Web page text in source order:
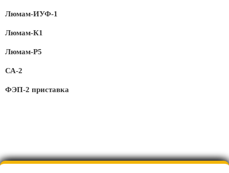
Люмам-ИУФ-1
Люмам-К1
Люмам-Р5
СА-2
ФЭП-2 приставка